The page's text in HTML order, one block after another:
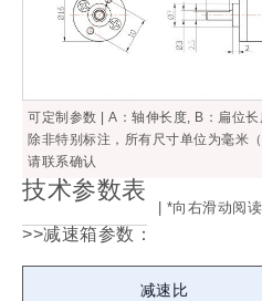
可定制参数 | A：轴伸长度, B：扁位
除非特别标注，所有尺寸单位为毫米
请联系确认
技术参数表
| *向右滑动阅
>>减速箱参数：
减速比